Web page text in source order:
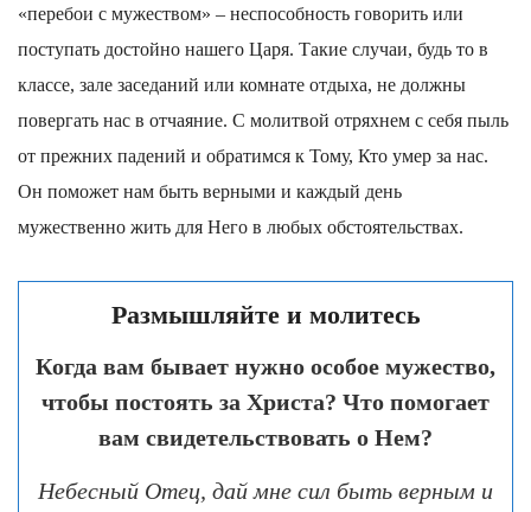
«перебои с мужеством» – неспособность говорить или
поступать достойно нашего Царя. Такие случаи, будь то в
классе, зале заседаний или комнате отдыха, не должны
повергать нас в отчаяние. С молитвой отряхнем с себя пыль
от прежних падений и обратимся к Тому, Кто умер за нас.
Он поможет нам быть верными и каждый день
мужественно жить для Него в любых обстоятельствах.
Размышляйте и молитесь
Когда вам бывает нужно особое мужество,
чтобы постоять за Христа? Что помогает
вам свидетельствовать о Нем?
Небесный Отец, дай мне сил быть верным и